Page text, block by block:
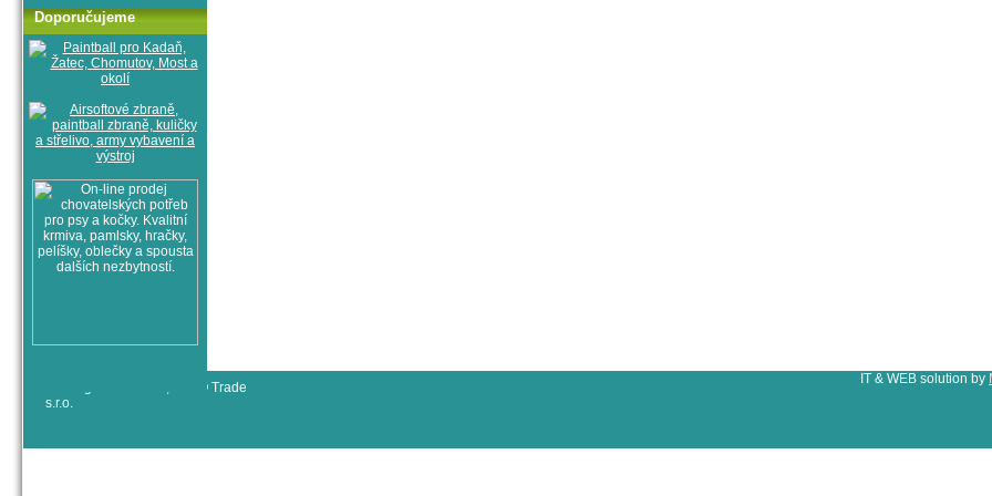
Doporučujeme
© All rights reserved, RYJO Trade
s.r.o.
IT & WEB solution by